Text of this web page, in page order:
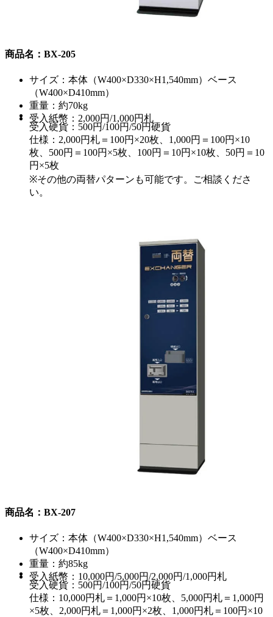
商品名：BX-205
サイズ：本体（W400×D330×H1,540mm）ベース
（W400×D410mm）
重量：約70kg
受入紙幣：2,000円/1,000円札
受入硬貨：500円/100円/50円硬貨
仕様：2,000円札＝100円×20枚、1,000円＝100円×10
枚、500円＝100円×5枚、100円＝10円×10枚、50円＝10
円×5枚
※その他の両替パターンも可能です。ご相談くださ
い。
商品名：BX-207
サイズ：本体（W400×D330×H1,540mm）ベース
（W400×D410mm）
重量：約85kg
受入紙幣：10,000円/5,000円/2,000円/1,000円札
受入硬貨：500円/100円/50円硬貨
仕様：10,000円札＝1,000円×10枚、5,000円札＝1,000円
×5枚、2,000円札＝1,000円×2枚、1,000円札＝100円×10